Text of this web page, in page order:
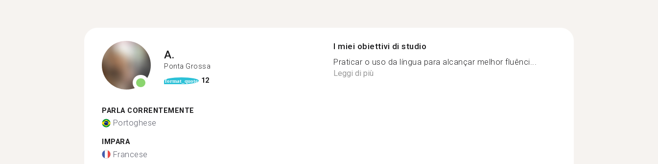
A.
Ponta Grossa
format_quote 12
PARLA CORRENTEMENTE
Portoghese
IMPARA
Francese
I miei obiettivi di studio
Praticar o uso da língua para alcançar melhor fluênci...
Leggi di più